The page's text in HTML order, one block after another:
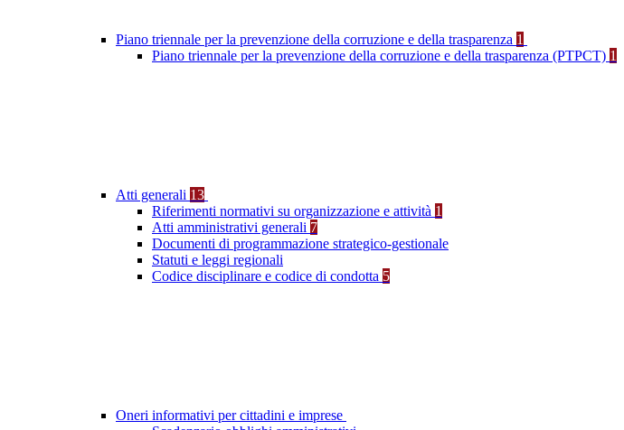
Piano triennale per la prevenzione della corruzione e della trasparenza 1
Piano triennale per la prevenzione della corruzione e della trasparenza (PTPCT) 1
Atti generali 13
Riferimenti normativi su organizzazione e attività 1
Atti amministrativi generali 7
Documenti di programmazione strategico-gestionale
Statuti e leggi regionali
Codice disciplinare e codice di condotta 5
Oneri informativi per cittadini e imprese